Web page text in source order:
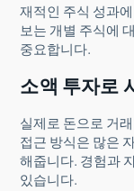
재적인 주식 성과
보는 개별 주식에
중요합니다.
소액 투자로
실제로 돈으로 거
접근 방식은 많은
해줍니다. 경험과
있습니다.